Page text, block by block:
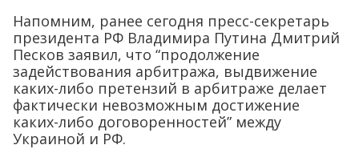
Напомним, ранее сегодня пресс-секретарь
президента РФ Владимира Путина Дмитрий
Песков заявил, что “продолжение
задействования арбитража, выдвижение
каких-либо претензий в арбитраже делает
фактически невозможным достижение
каких-либо договоренностей” между
Украиной и РФ.